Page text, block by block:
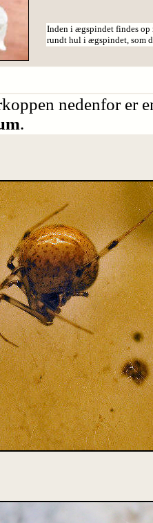
Inden i ægspindet findes op
rundt hul i ægspindet, som
nedenfor er
.